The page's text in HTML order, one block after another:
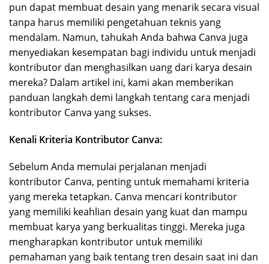
pun dapat membuat desain yang menarik secara visual
tanpa harus memiliki pengetahuan teknis yang
mendalam. Namun, tahukah Anda bahwa Canva juga
menyediakan kesempatan bagi individu untuk menjadi
kontributor dan menghasilkan uang dari karya desain
mereka? Dalam artikel ini, kami akan memberikan
panduan langkah demi langkah tentang cara menjadi
kontributor Canva yang sukses.
Kenali Kriteria Kontributor Canva:
Sebelum Anda memulai perjalanan menjadi
kontributor Canva, penting untuk memahami kriteria
yang mereka tetapkan. Canva mencari kontributor
yang memiliki keahlian desain yang kuat dan mampu
membuat karya yang berkualitas tinggi. Mereka juga
mengharapkan kontributor untuk memiliki
pemahaman yang baik tentang tren desain saat ini dan